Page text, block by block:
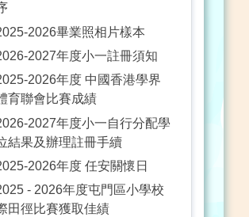
2026畢業照相片樣本
2027年度小一註冊須知
2026年度 中國香港學界
育聯會比賽成績
2027年度小一自行分配學
結果及辦理註冊手續
2026年度 任安關懷日
- 2026年度屯門區小學校
田徑比賽獲取佳績